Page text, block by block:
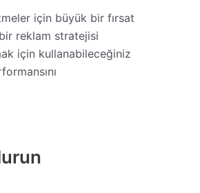
için büyük bir fırsat
reklam stratejisi
için kullanabileceğiniz